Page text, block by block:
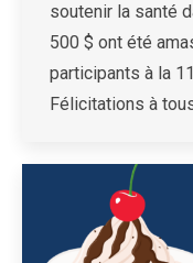
soutenir la santé
500 $ ont été
participants à la
Félicitations à